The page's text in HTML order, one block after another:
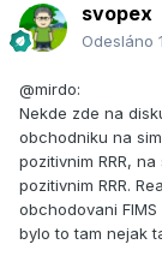
svopex
Odesláno
@mirdo:
Nekde zde na
obchodniku na
pozitivnim RRR,
pozitivnim RRR.
obchodovani
bylo to tam nejak